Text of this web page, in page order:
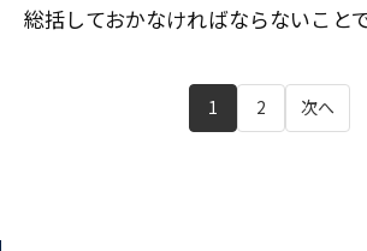
総括しておかなければならないことで
1 2 次へ